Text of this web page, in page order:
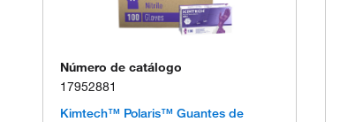
Número de catálogo
17952881
Kimtech™ Polaris™ Guantes de